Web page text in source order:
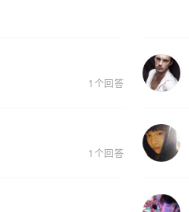
1个回答
1个回答